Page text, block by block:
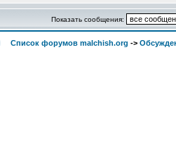
Показать сообщения:
Список форумов malchish.org ->